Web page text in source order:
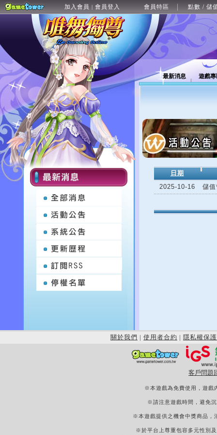
加入會員 | 會員登入 會員特區 點數 / 儲
最新消息 遊戲
日期
2025-10-16
儲
關於我們 | 使用者合約 | 隱私權保護
客戶問題
※本遊戲為免費使用，遊戲
※請注意遊戲時間，避免
※本遊戲提供之機會中獎商品，
※於平台上尊重包容多元性別